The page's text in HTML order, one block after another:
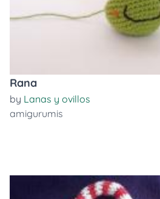
Rana
by Lanas y ovillos
amigurumis